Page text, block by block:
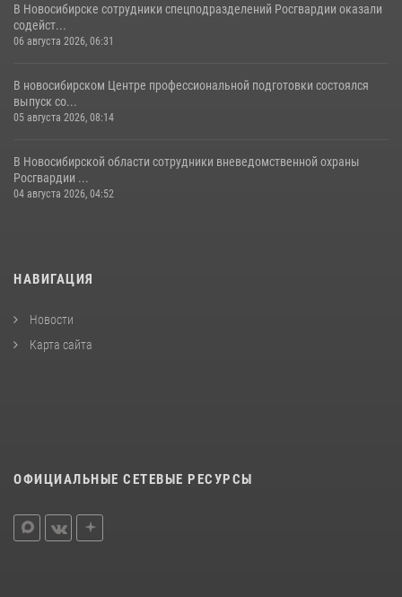
В Новосибирске сотрудники спецподразделений Росгвардии оказали
содейст...
06 августа 2026, 06:31
В новосибирском Центре профессиональной подготовки состоялся
выпуск со...
05 августа 2026, 08:14
В Новосибирской области сотрудники вневедомственной охраны
Росгвардии ...
04 августа 2026, 04:52
НАВИГАЦИЯ
Новости
Карта сайта
ОФИЦИАЛЬНЫЕ СЕТЕВЫЕ РЕСУРСЫ